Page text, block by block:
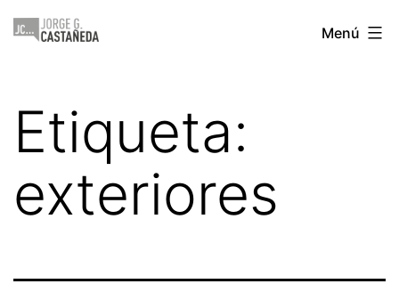
Saltar
Jorge
Menú
Etiqueta:
exteriores